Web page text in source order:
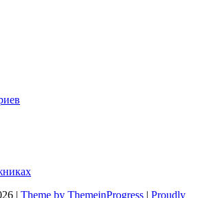
| Theme by ThemeinProgress | Proudly